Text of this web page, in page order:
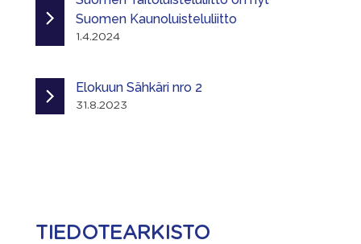
Suomen Kaunoluisteluliitto
1.4.2024
Elokuun Sähkäri nro 2
31.8.2023
TIEDOTEARKISTO